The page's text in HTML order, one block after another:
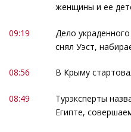
женщины и ее
09:19
Дело
снял Уэст,
08:56 В Крыму
08:49
Турэксперты
Египте,